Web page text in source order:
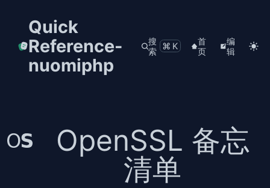
Quick
Reference-
nuomiphp
搜
索
⌘K
首
页
编
辑
OpenSSL 备忘
清单